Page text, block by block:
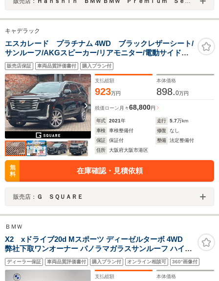
キャデラック
エスカレード プラチナム 4WD ブラックレザーシート/
サンルーフ/AKGスピーカー/リアモニター/電動サイドス
テップ/クールボックス/ナイトビジョン/ヘッドアップディ
スプレイ/アンビエントライト/360度カメラ/アダプティブ
クルーズコントロール/ETC
販売店保証 車両品質評価書付 購入プラン付
支払総額
923万円
本体価格
898.0万円
残価ローン 月々68,800円
年式 2021年 走行 5.7万km
車検
車検整備付 修復
なし
保証
保証付 整備
法定整備付
住所
大阪府大阪市港区
無
料
在庫確認・見積依頼
販売店： Ｇ ＳＱＵＡＲＥ
ＢＭＷ
X2 xドライブ20d Mスポーツ ディーゼルターボ 4WD
弊社下取ワンオーナー パノラマガラスサンルーフ ハイラ
インパッケージ 黒革 ハーマンカードンスピーカー シー
トヒーター 電動トランク カーブドディスプレイ ヘッドア
ップディスプレイ ワイヤレス充電 ETC
ディーラー保証 車両品質評価書付 購入プラン付 オンライン相談可 360°画像付
支払総額 本体価格